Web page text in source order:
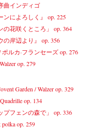
曲インディゴ
ンによろしく』 op. 225
の花咲くところ」 op. 364
の岸辺より』 op. 356
ルカ·フランセーズ op. 276
op. 279
Garden / Walzer op. 329
op. 134
プフェンの森で」 op. 336
polka op. 259